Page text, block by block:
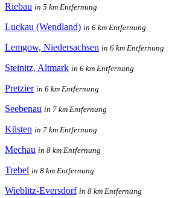
Riebau in 5 km Entfernung
Luckau (Wendland) in 6 km Entfernung
Lemgow, Niedersachsen in 6 km Entfernung
Steinitz, Altmark in 6 km Entfernung
Pretzier in 6 km Entfernung
Seebenau in 7 km Entfernung
Küsten in 7 km Entfernung
Mechau in 8 km Entfernung
Trebel in 8 km Entfernung
Wieblitz-Eversdorf in 8 km Entfernung